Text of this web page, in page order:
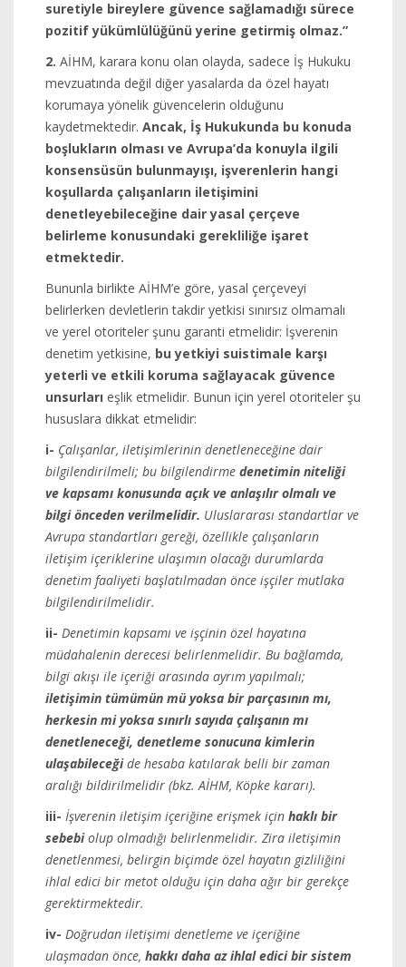
suretiyle bireylere güvence sağlamadığı sürece
pozitif yükümlülüğünü yerine getirmiş olmaz.”
2. AİHM, karara konu olan olayda, sadece İş Hukuku
mevzuatında değil diğer yasalarda da özel hayatı
korumaya yönelik güvencelerin olduğunu
kaydetmektedir. Ancak, İş Hukukunda bu konuda
boşlukların olması ve Avrupa’da konuyla ilgili
konsensüsün bulunmayışı, işverenlerin hangi
koşullarda çalışanların iletişimini
denetleyebileceğine dair yasal çerçeve
belirleme konusundaki gerekliliğe işaret
etmektedir.
Bununla birlikte AİHM’e göre, yasal çerçeveyi
belirlerken devletlerin takdir yetkisi sınırsız olmamalı
ve yerel otoriteler şunu garanti etmelidir: İşverenin
denetim yetkisine, bu yetkiyi suistimale karşı
yeterli ve etkili koruma sağlayacak güvence
unsurları eşlik etmelidir. Bunun için yerel otoriteler şu
hususlara dikkat etmelidir:
i- Çalışanlar, iletişimlerinin denetleneceğine dair
bilgilendirilmeli; bu bilgilendirme denetimin niteliği
ve kapsamı konusunda açık ve anlaşılır olmalı ve
bilgi önceden verilmelidir. Uluslararası standartlar ve
Avrupa standartları gereği, özellikle çalışanların
iletişim içeriklerine ulaşımın olacağı durumlarda
denetim faaliyeti başlatılmadan önce işçiler mutlaka
bilgilendirilmelidir.
ii- Denetimin kapsamı ve işçinin özel hayatına
müdahalenin derecesi belirlenmelidir. Bu bağlamda,
bilgi akışı ile içeriği arasında ayrım yapılmalı;
iletişimin tümümün mü yoksa bir parçasının mı,
herkesin mi yoksa sınırlı sayıda çalışanın mı
denetleneceği, denetleme sonucuna kimlerin
ulaşabileceğide hesaba katılarak belli bir zaman
aralığı bildirilmelidir (bkz. AİHM, Köpke kararı).
iii- İşverenin iletişim içeriğine erişmek için haklı bir
sebebiolup olmadığı belirlenmelidir. Zira iletişimin
denetlenmesi, belirgin biçimde özel hayatın gizliliğini
ihlal edici bir metot olduğu için daha ağır bir gerekçe
gerektirmektedir.
iv- Doğrudan iletişimi denetleme ve içeriğine
ulaşmadan önce, hakkı daha az ihlal edici bir sistem